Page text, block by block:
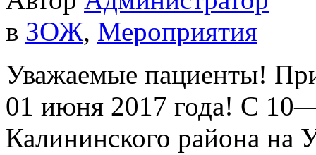
в ЗОЖ, Мероприятия
Уважаемые пациенты!
01 июня 2017 года! С
Калининского района на